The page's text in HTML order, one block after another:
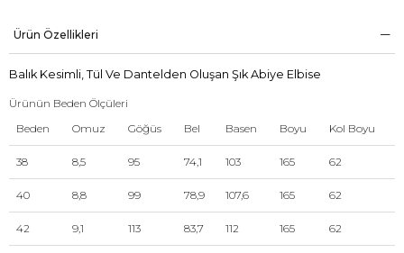
Ürün Özellikleri
Balık Kesimli, Tül Ve Dantelden Oluşan Şık Abiye Elbise
Ürünün Beden Ölçüleri
Beden
Omuz Göğüs Bel Basen Boyu Kol Boyu
38 8,5 95 74,1 103 165 62
40 8,8 99 78,9 107,6 165 62
42 9,1 113 83,7 112 165 62